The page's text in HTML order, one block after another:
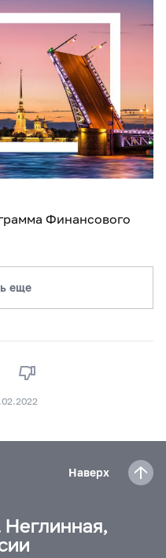
Финансового
еще
Наверх